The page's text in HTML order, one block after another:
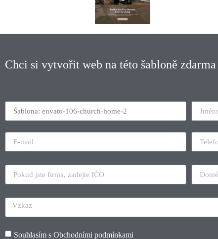
Chci si vytvořit web na této šabloně zdarma
Souhlasím s Obchodními podmínkami